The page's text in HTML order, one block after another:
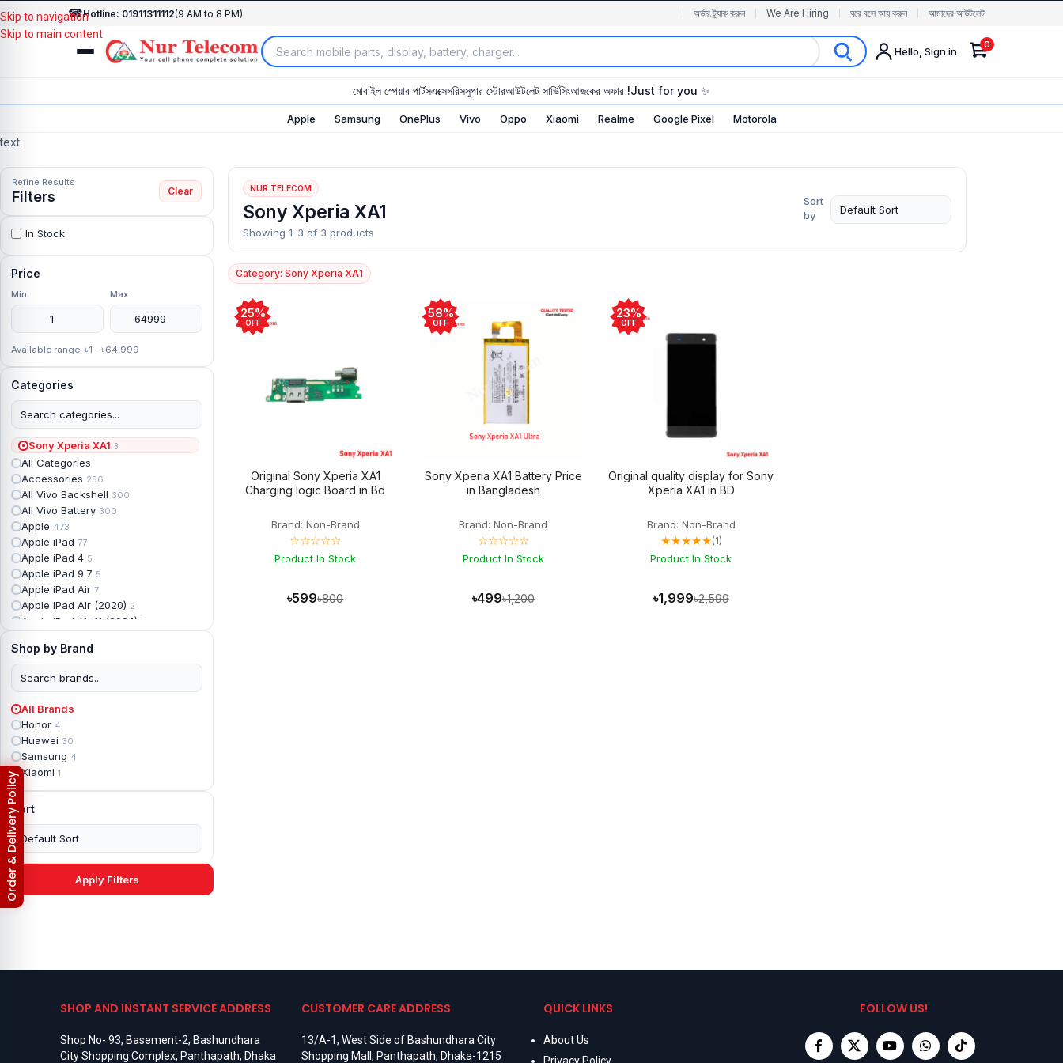
☎Hotline: 01911311112(9 AM to 8 PM) অর্ডার ট্র্যাক করুন We Are Hiring ঘরে বসে আয় করুন আমাদের আউটলেট
Hello, Sign in
0
মোবাইল স্পেয়ার পার্টসএক্সেসরিসসুপার স্টোরআউটলেট সার্ভিসিংআজকের অফার !Just for you ✨
Apple Samsung OnePlus Vivo Oppo Xiaomi Realme Google Pixel Motorola
Skip to navigation
Skip to main content
text
Refine Results
Filters Clear
In Stock
Price
Min Max
Available range: ৳1 - ৳64,999
Categories
Sony Xperia XA1 3
All Categories
Accessories 256
All Vivo Backshell 300
All Vivo Battery 300
Apple 473
Apple iPad 77
Apple iPad 4 5
Apple iPad 9.7 5
Apple iPad Air 7
Apple iPad Air (2020) 2
Apple iPad Air 11 (2024) 2
Apple iPad Backshell
Apple iPad Battery
Apple iPad Display
Apple iPad mini 2
Apple iPad Mini 3
Apple iPad mini 4
Apple iPad Pro 10.5
Apple iPad Pro 11
Apple iPad Pro 12.96
Apple iPad Pro 12.9 2nd Gen
Apple iPad Pro 9.7 (2016)6
Apple iPad Pro 9.7 (2018)
4
Asus ROG Phone 2
Asus ROG Phone 3
Asus ROG Phone 5s Pro3
Asus Rog Phone 7
Asus ROG Phone 8 3
Shop by Brand
All Brands
Honor 4
Huawei 30
Samsung 4
Xiaomi 1
Sort
Apply Filters
NUR TELECOM
Sony Xperia XA1
Showing 1-3 of 3 products
Sort
by
Category: Sony Xperia XA1
25%
OFF
Original Sony Xperia XA1
Charging logic Board in Bd
Brand: Non-Brand
☆☆☆☆☆
Product In Stock
৳599৳800
58%
OFF
Sony Xperia XA1 Battery Price
in Bangladesh
Brand: Non-Brand
☆☆☆☆☆
Product In Stock
৳499৳1,200
23%
OFF
Original quality display for Sony
Xperia XA1 in BD
Brand: Non-Brand
★★★★★(1)
Product In Stock
৳1,999৳2,599
SHOP AND INSTANT SERVICE ADDRESS
Shop No- 93, Basement-2, Bashundhara
City Shopping Complex, Panthapath, Dhaka
CUSTOMER CARE ADDRESS
13/A-1, West Side of Bashundhara City
Shopping Mall, Panthapath, Dhaka-1215
QUICK LINKS
About Us
FOLLOW US!
Order & Delivery Policy